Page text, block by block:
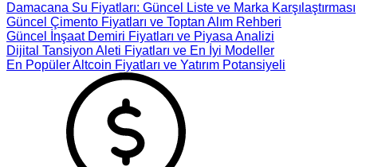
Damacana Su Fiyatları: Güncel Liste ve Marka Karşılaştırması
Güncel Çimento Fiyatları ve Toptan Alım Rehberi
Güncel İnşaat Demiri Fiyatları ve Piyasa Analizi
Dijital Tansiyon Aleti Fiyatları ve En İyi Modeller
En Popüler Altcoin Fiyatları ve Yatırım Potansiyeli